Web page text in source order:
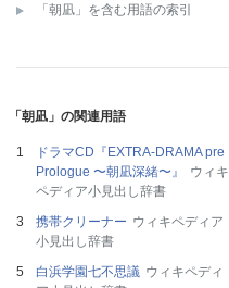
「朝凪」を含む用語の索引
「朝凪」の関連用語
ドラマCD『EXTRA-DRAMA pre
Prologue 〜朝凪深緒〜』
ウィキ
ペディア小見出し辞書
携帯クリーナー ウィキペディア
小見出し辞書
白浜学園七不思議 ウィキペディ